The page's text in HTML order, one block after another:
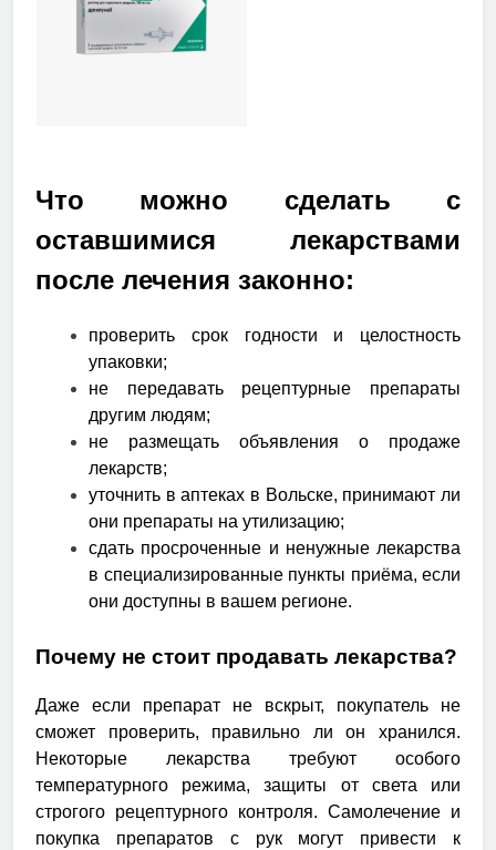
Что можно сделать с
оставшимися лекарствами
после лечения законно:
проверить срок годности и целостность
упаковки;
не передавать рецептурные препараты
другим людям;
не размещать объявления о продаже
лекарств;
уточнить в аптеках в Вольске, принимают ли
они препараты на утилизацию;
сдать просроченные и ненужные лекарства
в специализированные пункты приёма, если
они доступны в вашем регионе.
Почему не стоит продавать лекарства?
Даже если препарат не вскрыт, покупатель не
сможет проверить, правильно ли он хранился.
Некоторые лекарства требуют особого
температурного режима, защиты от света или
строгого рецептурного контроля. Самолечение и
покупка препаратов с рук могут привести к